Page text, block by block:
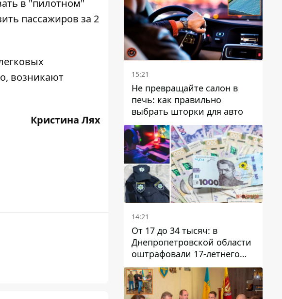
в "пилотном"
пассажиров за 2
, возникают
Кристина Лях
15:21
Не превращайте салон в
печь: как правильно
выбрать шторки для авто
14:21
От 17 до 34 тысяч: в
Днепропетровской области
оштрафовали 17-летнего
парня за развлекательный
стрим в полицейской
форме